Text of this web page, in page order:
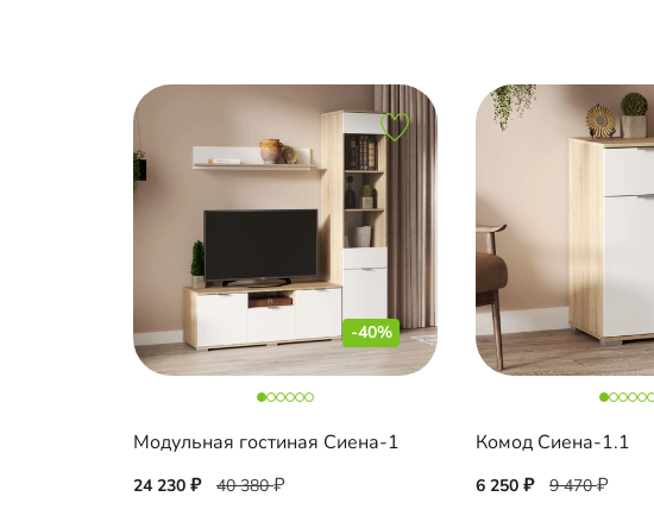
-40%
Модульная гостиная Сиена-1
24 230 40 380
Комод Сиена-1.1
6 250 9 470